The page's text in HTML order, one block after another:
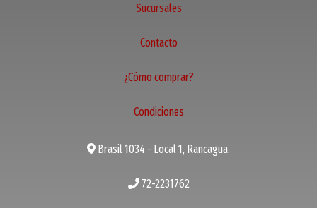
Sucursales
Contacto
¿Cómo comprar?
Condiciones
Brasil 1034 - Local 1, Rancagua.
72-2231762